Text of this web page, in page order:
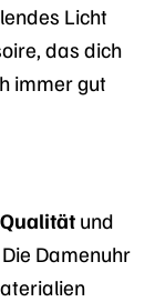
Licht
das dich
immer gut
Qualität und
Damenuhr